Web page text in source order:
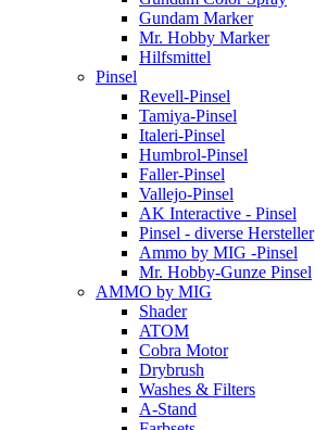
Gundam Marker
Mr. Hobby Marker
Hilfsmittel
Pinsel
Revell-Pinsel
Tamiya-Pinsel
Italeri-Pinsel
Humbrol-Pinsel
Faller-Pinsel
Vallejo-Pinsel
AK Interactive - Pinsel
Pinsel - diverse Hersteller
Ammo by MIG -Pinsel
Mr. Hobby-Gunze Pinsel
AMMO by MIG
Shader
ATOM
Cobra Motor
Drybrush
Washes & Filters
A-Stand